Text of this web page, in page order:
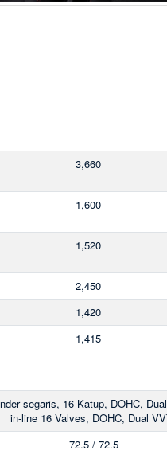
3,660
1,600
1,520
2,450
1,420
1,415
segaris, 16 Katup, DOHC,
in-line 16 Valves, DOHC, Dual
72.5 / 72.5